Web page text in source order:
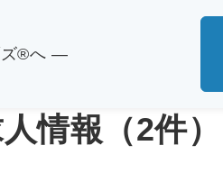
ズ®へ ―
情報（2件）